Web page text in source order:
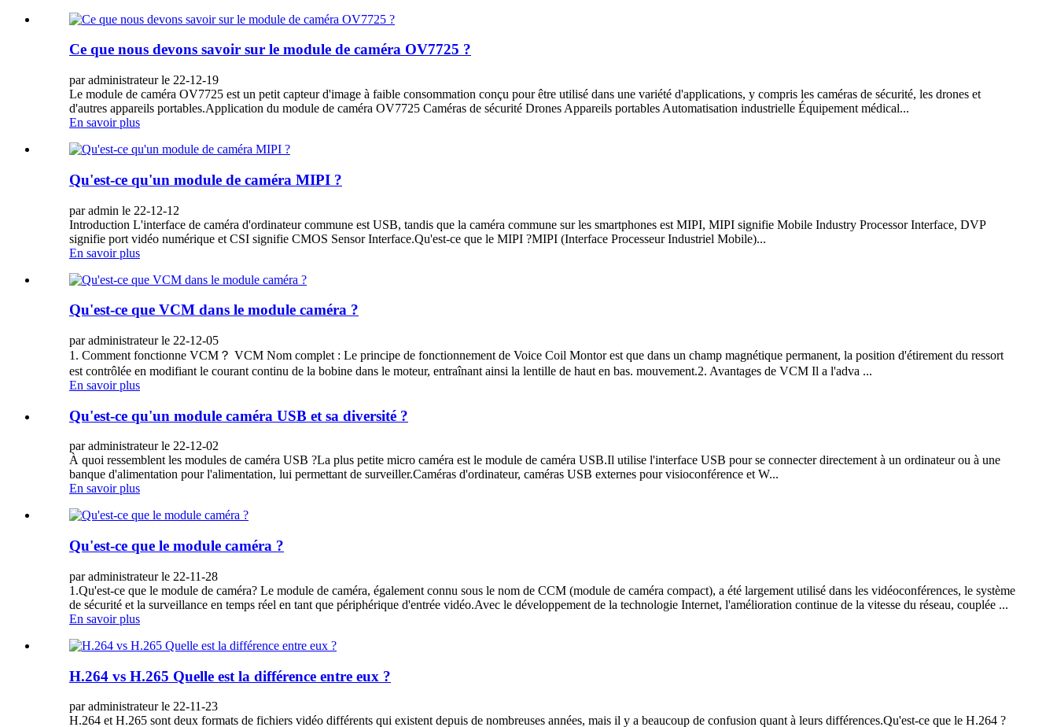
Ce que nous devons savoir sur le module de caméra OV7725 ?
par administrateur le 22-12-19
Le module de caméra OV7725 est un petit capteur d'image à faible consommation conçu pour être utilisé dans une variété d'applications, y compris les caméras de sécurité, les drones et
d'autres appareils portables.Application du module de caméra OV7725 Caméras de sécurité Drones Appareils portables Automatisation industrielle Équipement médical...
En savoir plus
Qu'est-ce qu'un module de caméra MIPI ?
par admin le 22-12-12
Introduction L'interface de caméra d'ordinateur commune est USB, tandis que la caméra commune sur les smartphones est MIPI, MIPI signifie Mobile Industry Processor Interface, DVP
signifie port vidéo numérique et CSI signifie CMOS Sensor Interface.Qu'est-ce que le MIPI ?MIPI (Interface Processeur Industriel Mobile)...
En savoir plus
Qu'est-ce que VCM dans le module caméra ?
par administrateur le 22-12-05
1. Comment fonctionne VCM？ VCM Nom complet : Le principe de fonctionnement de Voice Coil Montor est que dans un champ magnétique permanent, la position d'étirement du ressort
est contrôlée en modifiant le courant continu de la bobine dans le moteur, entraînant ainsi la lentille de haut en bas. mouvement.2. Avantages de VCM Il a l'adva ...
En savoir plus
Qu'est-ce qu'un module caméra USB et sa diversité ?
par administrateur le 22-12-02
À quoi ressemblent les modules de caméra USB ?La plus petite micro caméra est le module de caméra USB.Il utilise l'interface USB pour se connecter directement à un ordinateur ou à une
banque d'alimentation pour l'alimentation, lui permettant de surveiller.Caméras d'ordinateur, caméras USB externes pour visioconférence et W...
En savoir plus
Qu'est-ce que le module caméra ?
par administrateur le 22-11-28
1.Qu'est-ce que le module de caméra? Le module de caméra, également connu sous le nom de CCM (module de caméra compact), a été largement utilisé dans les vidéoconférences, le système
de sécurité et la surveillance en temps réel en tant que périphérique d'entrée vidéo.Avec le développement de la technologie Internet, l'amélioration continue de la vitesse du réseau, couplée ...
En savoir plus
H.264 vs H.265 Quelle est la différence entre eux ?
par administrateur le 22-11-23
H.264 et H.265 sont deux formats de fichiers vidéo différents qui existent depuis de nombreuses années, mais il y a beaucoup de confusion quant à leurs différences.Qu'est-ce que le H.264 ?